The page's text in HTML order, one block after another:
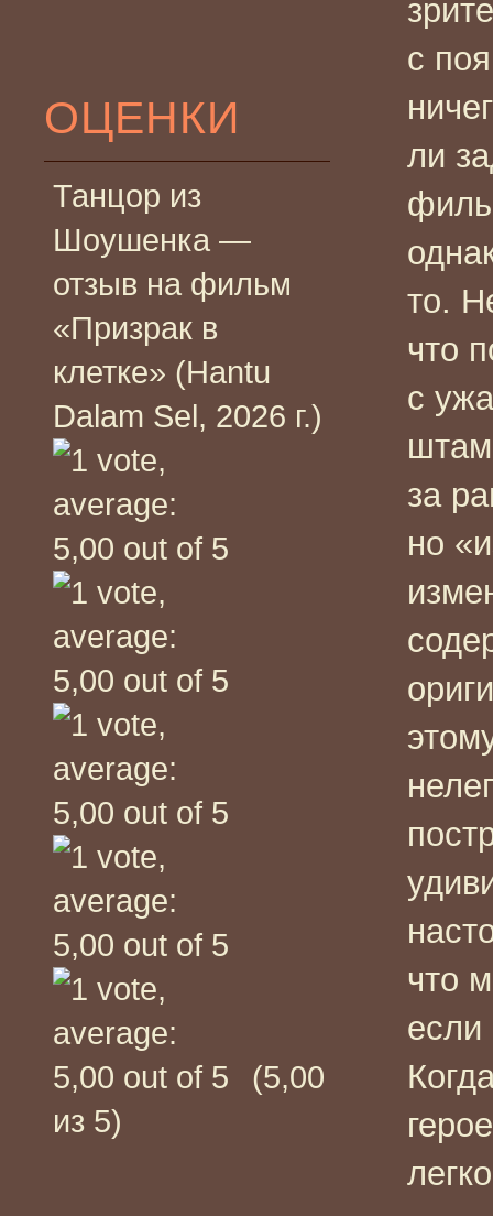
ОЦЕНКИ
Танцор из
Шоушенка —
отзыв на фильм
«Призрак в
клетке» (Hantu
Dalam Sel, 2026 г.)
(5,00
из 5)
с
ли
то.
что
с
за
но
что
если